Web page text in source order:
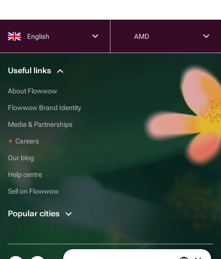
English AMD
Useful links
About Flowwow
Flowwow Brand Identity
Media & Partnerships
Careers
Our blog
Help centre
Sell on Flowwow
Popular cities